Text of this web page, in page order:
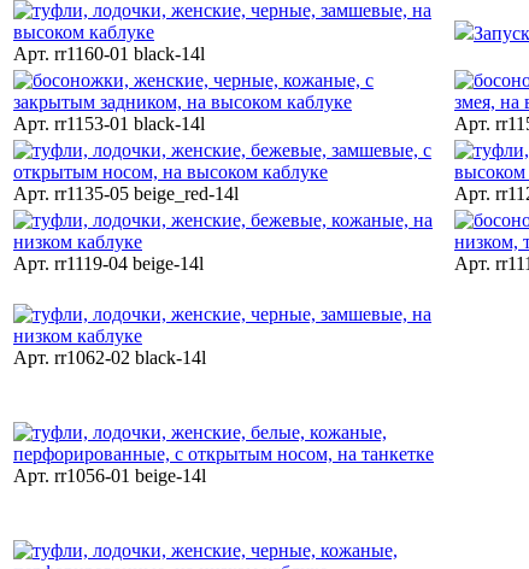
Арт. rr1160-01 black-14l
Арт. rr1153-01 black-14l Арт.
Арт. rr1135-05 beige_red-14l Арт.
Арт. rr1119-04 beige-14l Арт.
Арт. rr1062-02 black-14l
Арт. rr1056-01 beige-14l